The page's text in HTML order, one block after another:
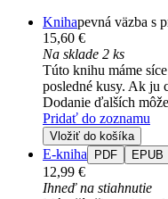
Knihapevná väzba s
15,60 €
Na sklade 2 ks
Túto knihu máme
posledné kusy. Ak ju
Dodanie ďalších
Pridať do zoznamu
Vložiť do košíka
E-kniha PDF EPUB
12,99 €
Ihneď na stiahnutie